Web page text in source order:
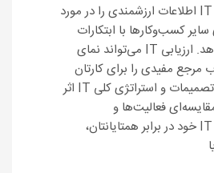
ارزیابی مقایسه‌ای IT اطلاعات ارزشمندی را در مورد
کسب‌وکارها با ابتکارات
مهم، به‌دست می‌دهد. ارزیابی IT می‌تواند نمای
مرجع مفیدی را برای کارتان
ایجاد کند که روی تصمیمات‌ و استراتژی کلی IT اثر
فعالیت‌ها و
سرمایه‌گذاری‌های IT خود در برابر همتایانتان،